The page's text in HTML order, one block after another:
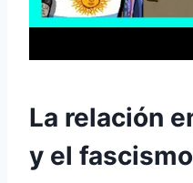
La relación
y el